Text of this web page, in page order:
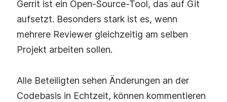
Gerrit ist ein Open-Source-Tool, das auf Git
aufsetzt. Besonders stark ist es, wenn
mehrere Reviewer gleichzeitig am selben
Projekt arbeiten sollen.
Alle Beteiligten sehen Änderungen an der
Codebasis in Echtzeit, können kommentieren